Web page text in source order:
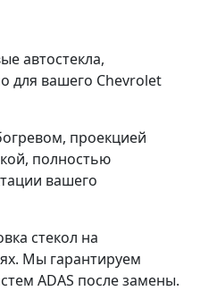
автостекла,
для вашего Chevrolet
проекцией
полностью
вашего
стекол на
Мы гарантируем
ADAS после замены.